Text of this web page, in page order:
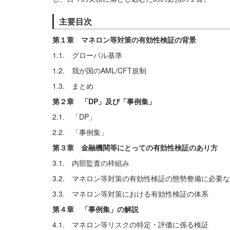
主要目次
第１章 マネロン等対策の有効性検証の背景
1.1. グローバル基準
1.2. 我が国のAML/CFT規制
1.3. まとめ
第２章 「DP」及び「事例集」
2.1. 「DP」
2.2. 「事例集」
第３章 金融機関等にとっての有効性検証のあり方
3.1. 内部監査の枠組み
3.2. マネロン等対策の有効性検証の態勢整備に必要
3.3. マネロン等対策における有効性検証の体系
第４章 「事例集」の解説
4.1. マネロン等リスクの特定・評価に係る検証